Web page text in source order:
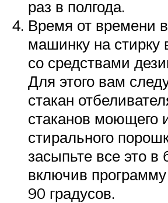
раз в полгода.
Время от времени
машинку на стирку
со средствами
Для этого вам
стакан
стаканов моющего
стирального
засыпьте все это в
включив программу
90 градусов.